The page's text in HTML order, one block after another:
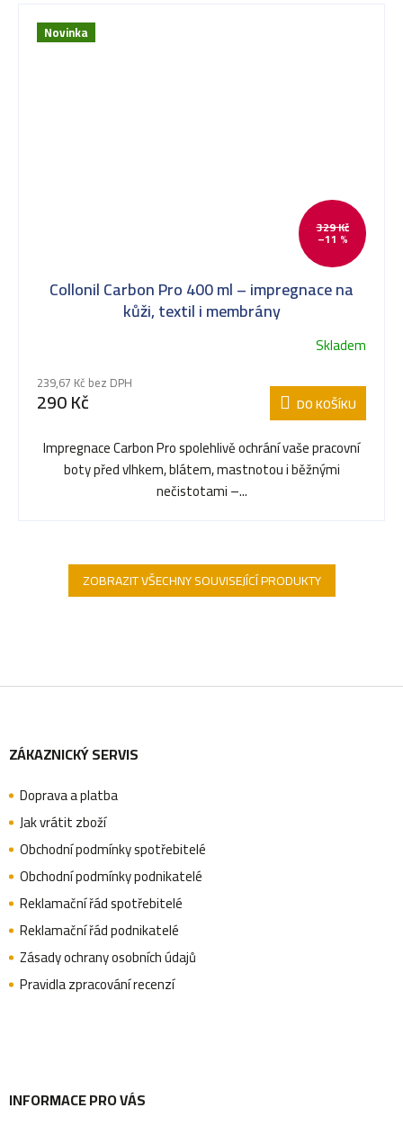
Novinka
329 Kč
–11 %
Collonil Carbon Pro 400 ml – impregnace na
kůži, textil i membrány
Skladem
239,67 Kč bez DPH
290 Kč DO KOŠÍKU
Impregnace Carbon Pro spolehlivě ochrání vaše pracovní
boty před vlhkem, blátem, mastnotou i běžnými
nečistotami –...
ZOBRAZIT VŠECHNY SOUVISEJÍCÍ PRODUKTY
á
p
a
t
ZÁKAZNICKÝ SERVIS
Doprava a platba
Jak vrátit zboží
Obchodní podmínky spotřebitelé
Obchodní podmínky podnikatelé
Reklamační řád spotřebitelé
Reklamační řád podnikatelé
Zásady ochrany osobních údajů
Pravidla zpracování recenzí
INFORMACE PRO VÁS